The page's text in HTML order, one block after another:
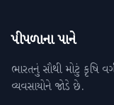
પીપળાના પાને
ભારતનું સૌથી મોટું કૃષિ
વ્યવસાયોને જોડે છે.